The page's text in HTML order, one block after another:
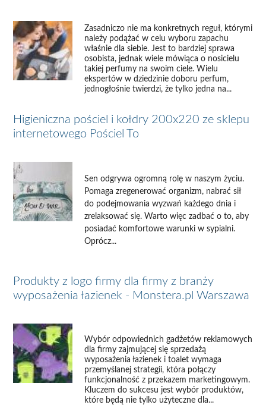
Zasadniczo nie ma konkretnych reguł, którymi
należy podążać w celu wyboru zapachu
właśnie dla siebie. Jest to bardziej sprawa
osobista, jednak wiele mówiąca o nosicielu
takiej perfumy na swoim ciele. Wielu
ekspertów w dziedzinie doboru perfum,
jednogłośnie twierdzi, że tylko jedna na...
Higieniczna pościel i kołdry 200x220 ze sklepu
internetowego Pościel To
Sen odgrywa ogromną rolę w naszym życiu.
Pomaga zregenerować organizm, nabrać sił
do podejmowania wyzwań każdego dnia i
zrelaksować się. Warto więc zadbać o to, aby
posiadać komfortowe warunki w sypialni.
Oprócz...
Produkty z logo firmy dla firmy z branży
wyposażenia łazienek - Monstera.pl Warszawa
Wybór odpowiednich gadżetów reklamowych
dla firmy zajmującej się sprzedażą
wyposażenia łazienek i toalet wymaga
przemyślanej strategii, która połączy
funkcjonalność z przekazem marketingowym.
Kluczem do sukcesu jest wybór produktów,
które będą nie tylko użyteczne dla...